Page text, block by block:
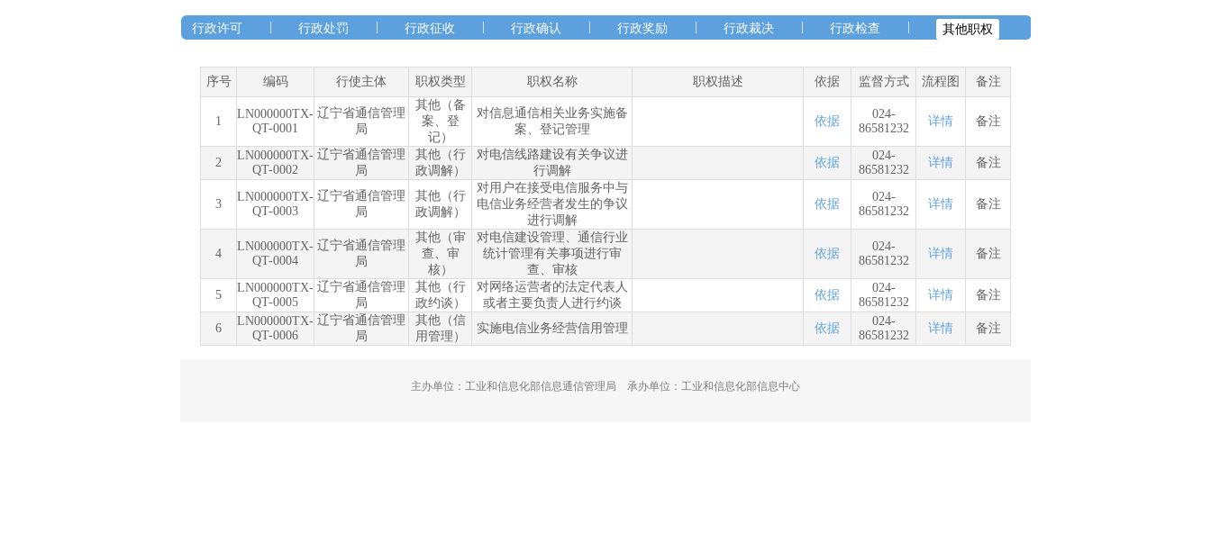
行政许可 行政处罚 行政征收 行政确认 行政奖励 行政裁决 行政检查 其他职权
序号 编码 行使主体 职权类型 职权名称 职权描述 依据 监督方式 流程图 备注
1
LN000000TX-
QT-0001
辽宁省通信管理
局
其他（备
案、登
记）
对信息通信相关业务实施备
案、登记管理
依据
024-
86581232
详情 备注
2
LN000000TX-
QT-0002
辽宁省通信管理
局
其他（行
政调解）
对电信线路建设有关争议进
行调解
依据
024-
86581232
详情 备注
3
LN000000TX-
QT-0003
辽宁省通信管理
局
其他（行
政调解）
对用户在接受电信服务中与
电信业务经营者发生的争议
进行调解
依据
024-
86581232
详情 备注
4
LN000000TX-
QT-0004
辽宁省通信管理
局
其他（审
查、审
核）
对电信建设管理、通信行业
统计管理有关事项进行审
查、审核
依据
024-
86581232
详情 备注
5
LN000000TX-
QT-0005
辽宁省通信管理
局
其他（行
政约谈）
对网络运营者的法定代表人
或者主要负责人进行约谈
依据
024-
86581232
详情 备注
6
LN000000TX-
QT-0006
辽宁省通信管理
局
其他（信
用管理）
实施电信业务经营信用管理 依据
024-
86581232
详情 备注
主办单位：工业和信息化部信息通信管理局 承办单位：工业和信息化部信息中心